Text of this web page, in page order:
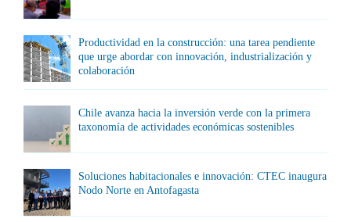
Productividad en la construcción: una tarea pendiente
que urge abordar con innovación, industrialización y
colaboración
Chile avanza hacia la inversión verde con la primera
taxonomía de actividades económicas sostenibles
Soluciones habitacionales e innovación: CTEC inaugura
Nodo Norte en Antofagasta